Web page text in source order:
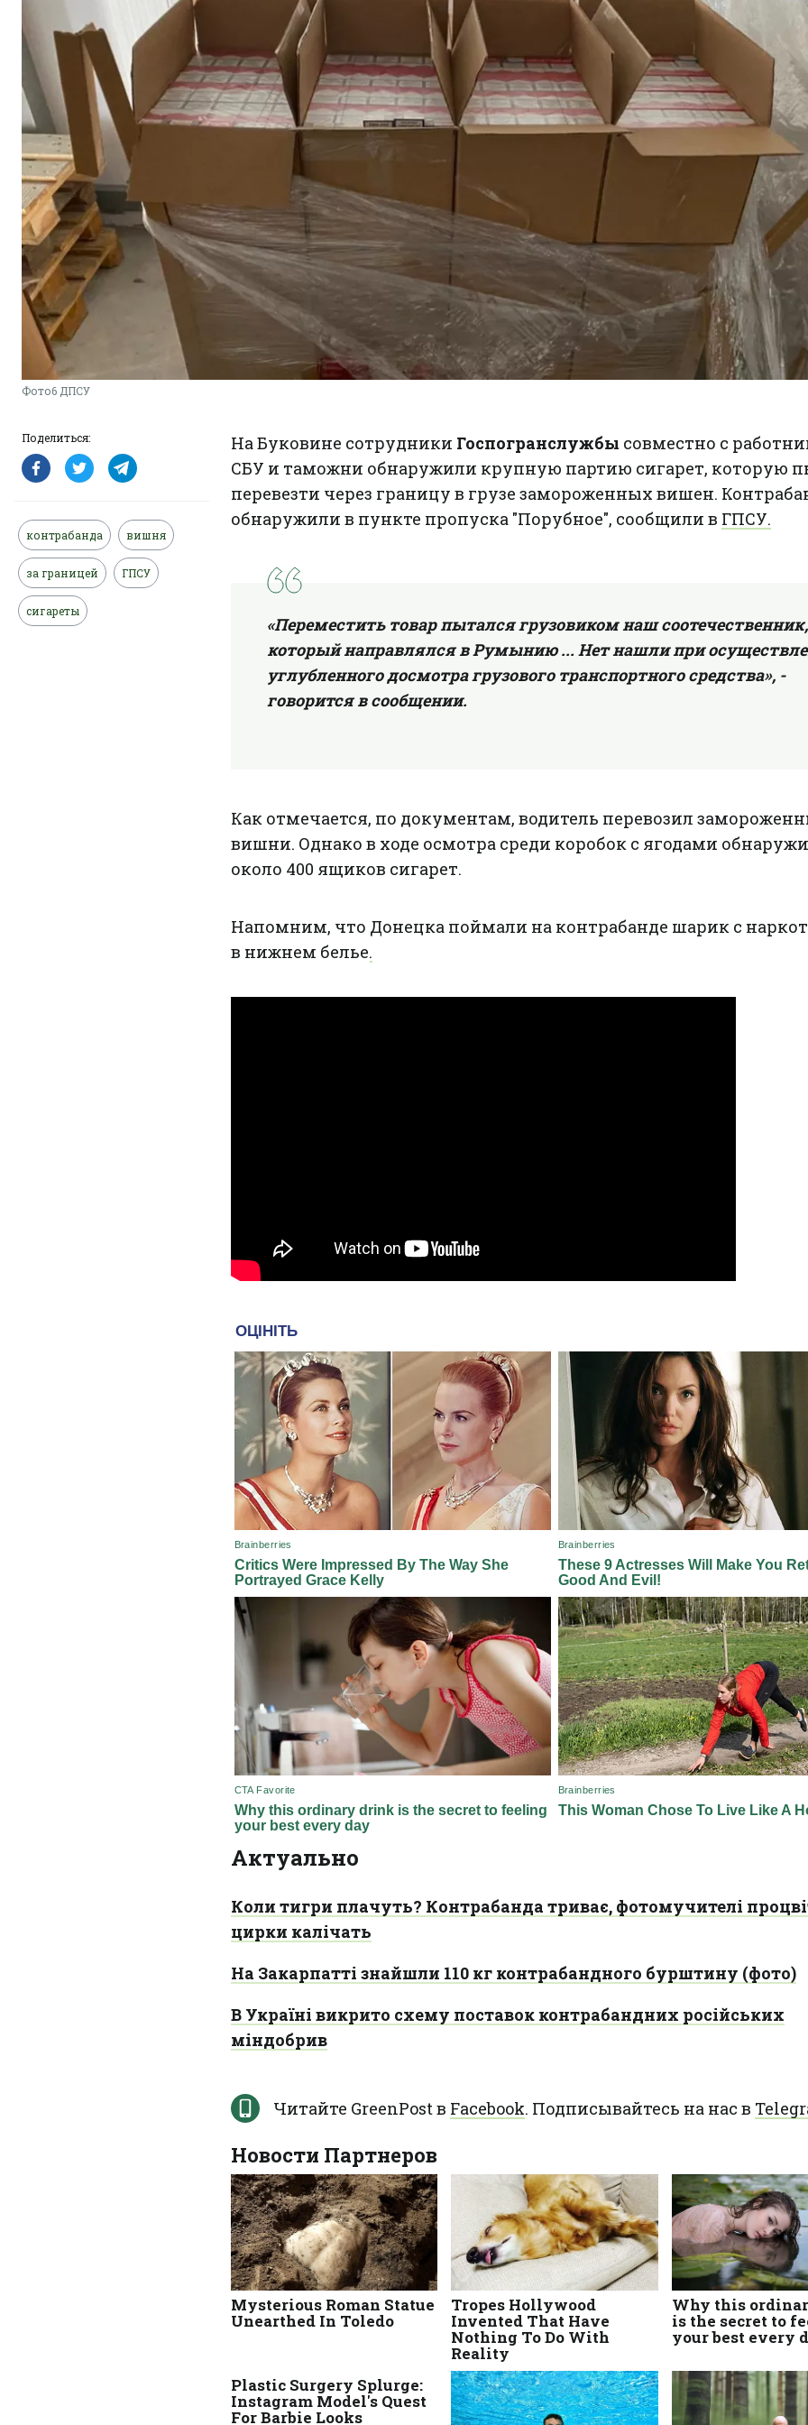
Фото6 ДПСУ
Поделиться:
контрабанда вишня
за границей ГПСУ
сигареты
На Буковине сотрудники Госпогранслужбы совместно с
СБУ и таможни обнаружили крупную партию сигарет, которую
перевезти через границу в грузе замороженных вишен.
обнаружили в пункте пропуска "Порубное", сообщили в ГПСУ.
«Переместить товар пытался грузовиком наш соотечественник,
который направлялся в Румынию ... Нет нашли при
углубленного досмотра грузового транспортного средства», -
говорится в сообщении.
Как отмечается, по документам, водитель перевозил
вишни. Однако в ходе осмотра среди коробок с ягодами
около 400 ящиков сигарет.
Напомним, что Донецка поймали на контрабанде шарик с
в нижнем белье.
Актуально
Коли тигри плачуть? Контрабанда триває, фотомучителі
цирки калічать
На Закарпатті знайшли 110 кг контрабандного бурштину (фото)
В Україні викрито схему поставок контрабандних російських
міндобрив
Читайте GreenPost в Facebook. Подписывайтесь на нас в